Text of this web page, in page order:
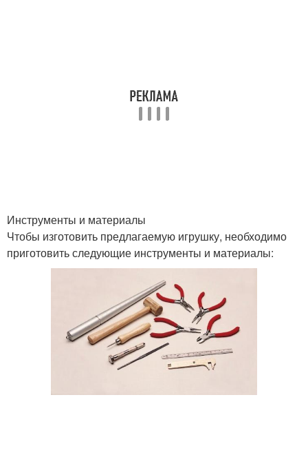
Инструменты и материалы
Чтобы изготовить предлагаемую игрушку, необходимо
приготовить следующие инструменты и материалы: